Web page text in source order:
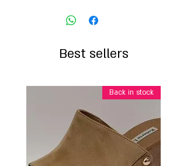
Best sellers
Back in stock